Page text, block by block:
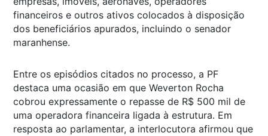
financeiros e outros ativos colocados à disposição
dos beneficiários apurados, incluindo o senador
maranhense.
Entre os episódios citados no processo, a PF
destaca uma ocasião em que Weverton Rocha
cobrou expressamente o repasse de R$ 500 mil de
uma operadora financeira ligada à estrutura. Em
resposta ao parlamentar, a interlocutora afirmou que